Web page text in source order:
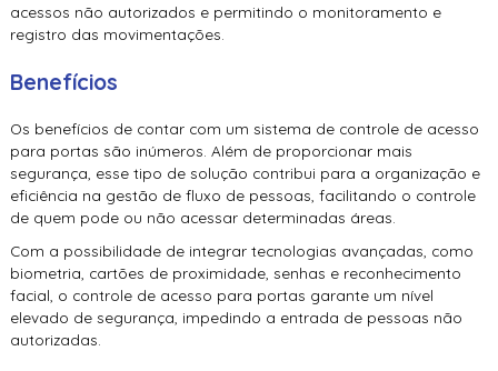
acessos não autorizados e permitindo o monitoramento e
registro das movimentações.
Benefícios
Os benefícios de contar com um sistema de controle de acesso
para portas são inúmeros. Além de proporcionar mais
segurança, esse tipo de solução contribui para a organização e
eficiência na gestão de fluxo de pessoas, facilitando o controle
de quem pode ou não acessar determinadas áreas.
Com a possibilidade de integrar tecnologias avançadas, como
biometria, cartões de proximidade, senhas e reconhecimento
facial, o controle de acesso para portas garante um nível
elevado de segurança, impedindo a entrada de pessoas não
autorizadas.